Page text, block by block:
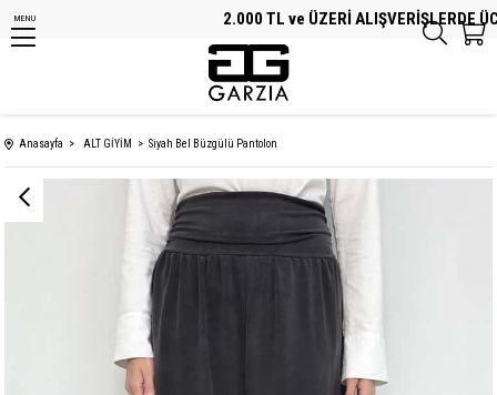
2.000 TL ve ÜZERİ ALIŞVERİŞLERDE
MENU
Anasayfa ALT GİYİM Siyah Bel Büzgülü Pantolon